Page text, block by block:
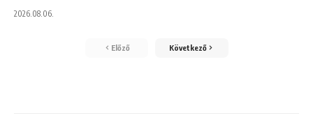
2026.08.06.
Előző Következő